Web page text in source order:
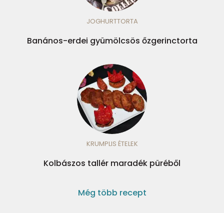
JOGHURTTORTA
Banános-erdei gyümölcsös őzgerinctorta
KRUMPLIS ÉTELEK
Kolbászos tallér maradék püréből
Még több recept